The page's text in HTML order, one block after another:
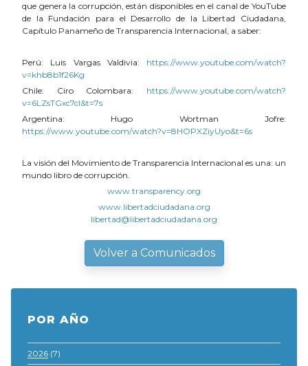
que genera la corrupción, están disponibles en el canal de YouTube
de la Fundación para el Desarrollo de la Libertad Ciudadana,
Capítulo Panameño de Transparencia Internacional, a saber:
Perú: Luis Vargas Valdivia: https://www.youtube.com/watch?
v=khb8b1f26Kg
Chile: Ciro Colombara: https://www.youtube.com/watch?
v=6LZsTGxc7cI&t=7s
Argentina: Hugo Wortman Jofre:
https://www.youtube.com/watch?v=8HOPXZiyUyo&t=6s
La visión del Movimiento de Transparencia Internacional es una: un
mundo libro de corrupción.
www.transparency.org
www.libertadciudadana.org
libertad@libertadciudadana.org
Volver a Comunicados
POR AÑO
2026 (7)